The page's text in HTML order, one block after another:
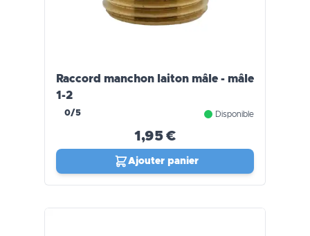
Raccord manchon laiton mâle - mâle
1-2
0/5 Disponible
1,95 €
Ajouter panier